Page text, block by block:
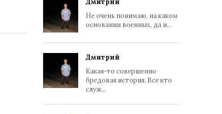
Дмитрий
Не очень понимаю, на каком
основании военных, да и...
Дмитрий
Какая-то совершенно
бредовая история. Все кто
служ...